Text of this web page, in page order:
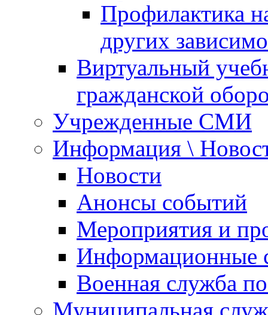
Профилактика
других
Виртуальный
гражданской
Учрежденные СМИ
Информация \
Новости
Анонсы событий
Мероприятия и
Информационные
Военная служба